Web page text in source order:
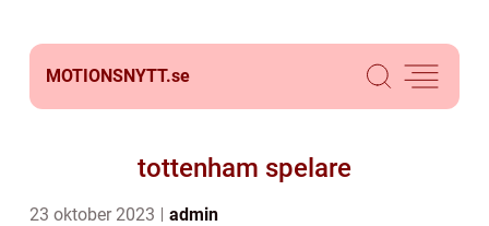
MOTIONSNYTT.se
tottenham spelare
23 oktober 2023 admin